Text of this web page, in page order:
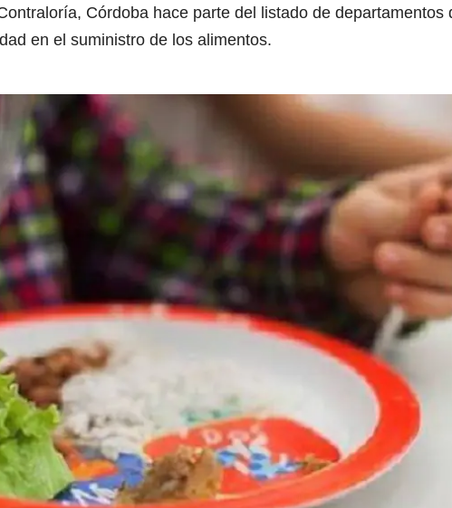
Córdoba hace parte del listado de
en el suministro de los alimentos.